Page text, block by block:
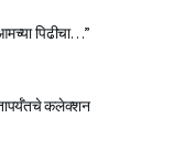
पिढीचा…”
कलेक्शन